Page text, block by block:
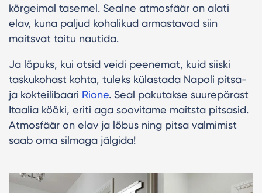
kõrgeimal tasemel. Sealne atmosfäär on alati
elav, kuna paljud kohalikud armastavad siin
maitsvat toitu nautida.
Ja lõpuks, kui otsid veidi peenemat, kuid siiski
taskukohast kohta, tuleks külastada Napoli pitsa-
ja kokteilibaari Rione. Seal pakutakse suurepärast
Itaalia kööki, eriti aga soovitame maitsta pitsasid.
Atmosfäär on elav ja lõbus ning pitsa valmimist
saab oma silmaga jälgida!